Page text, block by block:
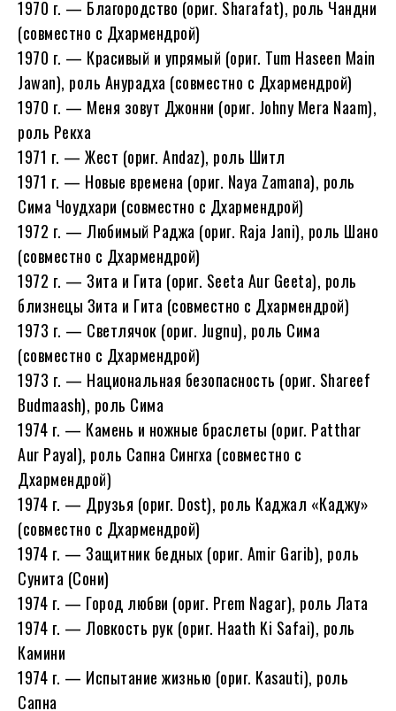
1970 г. — Благородство (ориг. Sharafat), роль Чандни
(совместно с Дхармендрой)
1970 г. — Красивый и упрямый (ориг. Tum Haseen Main
Jawan), роль Анурадха (совместно с Дхармендрой)
1970 г. — Меня зовут Джонни (ориг. Johny Mera Naam),
роль Рекха
1971 г. — Жест (ориг. Andaz), роль Шитл
1971 г. — Новые времена (ориг. Naya Zamana), роль
Сима Чоудхари (совместно с Дхармендрой)
1972 г. — Любимый Раджа (ориг. Raja Jani), роль Шано
(совместно с Дхармендрой)
1972 г. — Зита и Гита (ориг. Seeta Aur Geeta), роль
близнецы Зита и Гита (совместно с Дхармендрой)
1973 г. — Светлячок (ориг. Jugnu), роль Сима
(совместно с Дхармендрой)
1973 г. — Национальная безопасность (ориг. Shareef
Budmaash), роль Сима
1974 г. — Камень и ножные браслеты (ориг. Patthar
Aur Payal), роль Сапна Сингха (совместно с
Дхармендрой)
1974 г. — Друзья (ориг. Dost), роль Каджал «Каджу»
(совместно с Дхармендрой)
1974 г. — Защитник бедных (ориг. Amir Garib), роль
Сунита (Сони)
1974 г. — Город любви (ориг. Prem Nagar), роль Лата
1974 г. — Ловкость рук (ориг. Haath Ki Safai), роль
Камини
1974 г. — Испытание жизнью (ориг. Kasauti), роль
Сапна